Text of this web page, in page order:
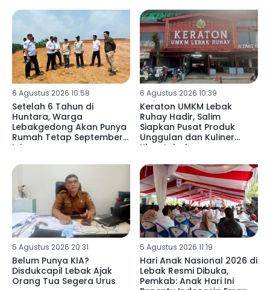
6 Agustus 2026 10:58
Setelah 6 Tahun di
Huntara, Warga
Lebakgedong Akan Punya
Rumah Tetap September
Ini
6 Agustus 2026 10:39
Keraton UMKM Lebak
Ruhay Hadir, Salim
Siapkan Pusat Produk
Unggulan dan Kuliner
Khas Lebak
5 Agustus 2026 20:31
Belum Punya KIA?
Disdukcapil Lebak Ajak
Orang Tua Segera Urus
5 Agustus 2026 11:19
Hari Anak Nasional 2026 di
Lebak Resmi Dibuka,
Pemkab: Anak Hari Ini